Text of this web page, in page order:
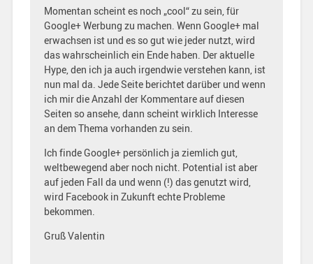
Momentan scheint es noch „cool“ zu sein, für
Google+ Werbung zu machen. Wenn Google+ mal
erwachsen ist und es so gut wie jeder nutzt, wird
das wahrscheinlich ein Ende haben. Der aktuelle
Hype, den ich ja auch irgendwie verstehen kann, ist
nun mal da. Jede Seite berichtet darüber und wenn
ich mir die Anzahl der Kommentare auf diesen
Seiten so ansehe, dann scheint wirklich Interesse
an dem Thema vorhanden zu sein.
Ich finde Google+ persönlich ja ziemlich gut,
weltbewegend aber noch nicht. Potential ist aber
auf jeden Fall da und wenn (!) das genutzt wird,
wird Facebook in Zukunft echte Probleme
bekommen.
Gruß Valentin